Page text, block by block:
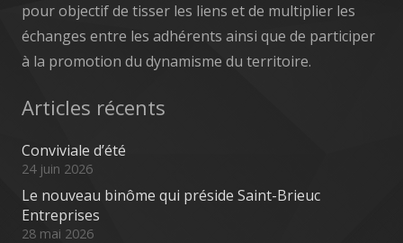
pour objectif de tisser les liens et de multiplier les
échanges entre les adhérents ainsi que de participer
à la promotion du dynamisme du territoire.
Articles récents
Conviviale d’été
24 juin 2026
Le nouveau binôme qui préside Saint-Brieuc
Entreprises
28 mai 2026